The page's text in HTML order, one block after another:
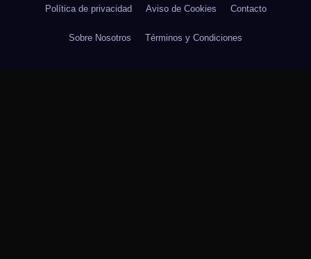
Política de privacidad Aviso de Cookies Contacto
Sobre Nosotros Términos y Condiciones